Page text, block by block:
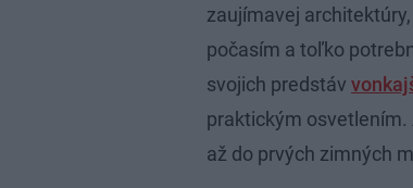
zaujímavej
počasím a toľko
svojich predstáv
praktickým osvetlením.
až do prvých zimných